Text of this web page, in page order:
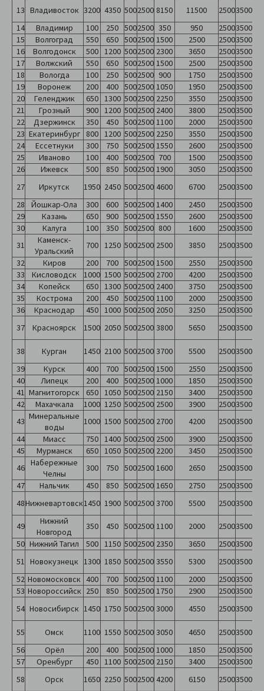
13 Владивосток 3200 4350 5002500 8150 11500 25003500
14
Владимир 100 250 5002500 350 950 25003500
15
Волгоград 550 650 5002500 1500 2500 25003500
16
Волгодонск 500 1200 5002500 2300 3650 25003500
17
Волжский 550 650 5002500 1500 2500 25003500
18
Вологда 100 250 5002500 900 1750 25003500
19
Воронеж 200 400 5002500 1050 1950 25003500
20
Геленджик 650 1300 5002500 2250 3550 25003500
21
Грозный 900 1200 5002500 2400 3800 25003500
22
Дзержинск 350 450 5002500 1100 2000 25003500
23 Екатеринбург 800 1200 5002500 2250 3550 25003500
24
Ессетнуки 300 750 5002500 1550 2600 25003500
25
Иваново 100 400 5002500 700 1500 25003500
26
Ижевск 500 850 5002500 1900 3050 25003500
27
Иркутск 1950 2450 5002500 4600 6700 25003500
28
Йошкар-Ола 300 600 5002500 1400 2450 25003500
29
Казань 650 900 5002500 1550 2600 25003500
30
Калуга 100 350 5002500 800 1600 25003500
31
Каменск-
Уральский
700 1250 5002500 2500 3850 25003500
32
Киров 200 700 5002500 1500 2550 25003500
33
Кисловодск 1000 1500 5002500 2700 4200 25003500
34
Копейск 650 1300 5002500 2400 3750 25003500
35
Кострома 200 450 5002500 1100 2000 25003500
36
Краснодар 450 1000 5002500 2050 3250 25003500
37
Красноярск 1500 2050 5002500 3800 5650 25003500
38 Курган 1450 2100 5002500 3700 5500 25003500
39
Курск 400 700 5002500 1500 2550 25003500
40
Липецк 200 400 5002500 1000 1850 25003500
41 Магнитогорск 650 1050 5002500 2150 3400 25003500
42
Махачкала 1000 1250 5002500 2500 3900 25003500
43 Минеральные
воды
1000 1500 5002500 2700 4200 25003500
44
Миасс 750 1400 5002500 2500 3900 25003500
45
Мурманск 650 1050 5002500 2200 3450 25003500
46 Набережные
Челны
300 750 5002500 1600 2650 25003500
47
Нальчик 450 850 5002500 1650 2750 25003500
48Нижневартовск1450 1900 5002500 3700 5500 25003500
49
Нижний
Новгород
350 450 5002500 1100 2000 25003500
50 Нижний Тагил 500 1150 5002500 2350 3650 25003500
51 Новокузнецк 1300 1850 5002500 3550 5300 25003500
52 Новомосковск 400 700 5002500 1100 2000 25003500
53 Новороссийск 250 850 5002500 1750 2900 25003500
54 Новосибирск 1450 1750 5002500 3000 4550 25003500
55 Омск 1100 1550 5002500 3050 4650 25003500
56
Орёл 200 400 5002500 1000 1850 25003500
57
Оренбург 450 1100 5002500 2150 3400 25003500
58
Орск 1650 2250 5002500 4200 6150 25003500